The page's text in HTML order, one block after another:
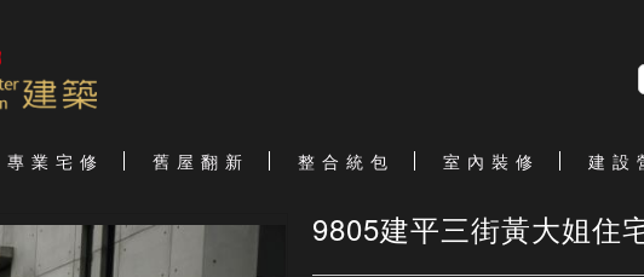
專 業 宅 修 舊 屋 翻 新 整 合 統 包 室 內 裝 修 建 設
9805建平三街黃大姐住